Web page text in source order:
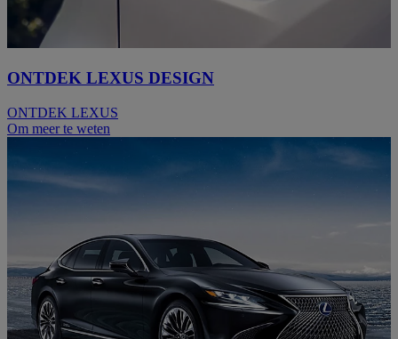
ONTDEK LEXUS DESIGN
ONTDEK LEXUS
Om meer te weten